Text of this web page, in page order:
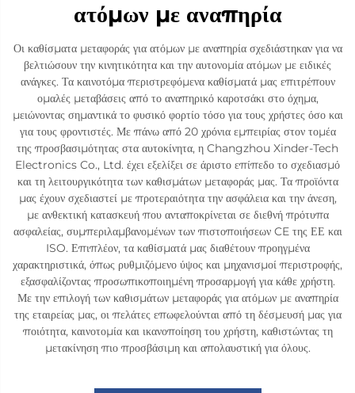
ατόμων με αναπηρία
Οι καθίσματα μεταφοράς για ατόμων με αναπηρία σχεδιάστηκαν για να
βελτιώσουν την κινητικότητα και την αυτονομία ατόμων με ειδικές
ανάγκες. Τα καινοτόμα περιστρεφόμενα καθίσματά μας επιτρέπουν
ομαλές μεταβάσεις από το αναπηρικό καροτσάκι στο όχημα,
μειώνοντας σημαντικά το φυσικό φορτίο τόσο για τους χρήστες όσο και
για τους φροντιστές. Με πάνω από 20 χρόνια εμπειρίας στον τομέα
της προσβασιμότητας στα αυτοκίνητα, η Changzhou Xinder-Tech
Electronics Co., Ltd. έχει εξελίξει σε άριστο επίπεδο το σχεδιασμό
και τη λειτουργικότητα των καθισμάτων μεταφοράς μας. Τα προϊόντα
μας έχουν σχεδιαστεί με προτεραιότητα την ασφάλεια και την άνεση,
με ανθεκτική κατασκευή που ανταποκρίνεται σε διεθνή πρότυπα
ασφαλείας, συμπεριλαμβανομένων των πιστοποιήσεων CE της ΕΕ και
ISO. Επιπλέον, τα καθίσματά μας διαθέτουν προηγμένα
χαρακτηριστικά, όπως ρυθμιζόμενο ύψος και μηχανισμοί περιστροφής,
εξασφαλίζοντας προσωπικοποιημένη προσαρμογή για κάθε χρήστη.
Με την επιλογή των καθισμάτων μεταφοράς για ατόμων με αναπηρία
της εταιρείας μας, οι πελάτες επωφελούνται από τη δέσμευσή μας για
ποιότητα, καινοτομία και ικανοποίηση του χρήστη, καθιστώντας τη
μετακίνηση πιο προσβάσιμη και απολαυστική για όλους.